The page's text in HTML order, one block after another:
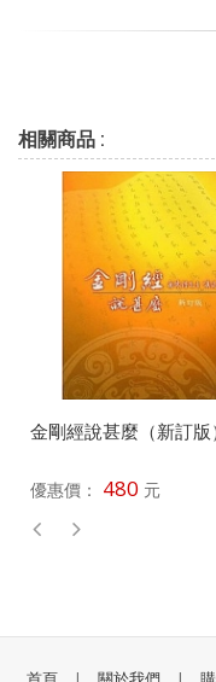
相關商品 :
金剛經說甚麼（新訂版
優惠價： 480 元